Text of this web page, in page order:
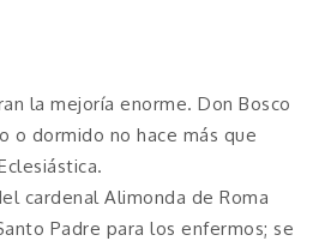
la mejoría enorme. Don Bosco
o dormido no hace más que
cardenal Alimonda de Roma
Padre para los enfermos; se